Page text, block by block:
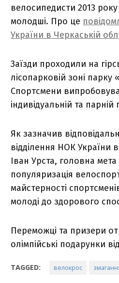
велосипедисти 2013
молодші. Про це
України в Черкаській
Заїзди проходили на
лісопарковій зоні парку
Спортсмени
індивідуальній та парній
Як зазначив
відділення НОК України
Іван Урста, головна
популяризація
майстерності
молоді до здорового
Переможці та призери
олімпійські подарунки
TAGGED: велокрос